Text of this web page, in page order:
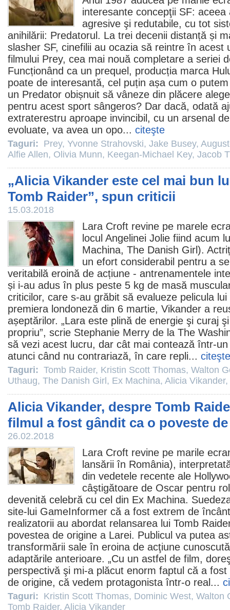
interesante concepţii SF:
agresive şi redutabile, cu tot
anihilării: Predatorul. La trei decenii distanță și
slasher SF, cinefilii au ocazia să reintre în acest
filmului Prey, cea mai nouă completare a seriei
Funcționând ca un prequel, producția marca
poate de interesantă, cel puțin așa cum o
un Predator obișnuit să vâneze din plăcere
pentru acest sport sângeros? Dar dacă, odată
extraterestru aproape invincibil, cu un arsenal
evoluate, va avea un opo... citeşte
Taguri: Prey, Yvonne Strahovski, Jake Busey,
Alfie Allen, Olivia Munn, Keegan-Michael Key, Jacob
„Alicia Vikander este cel mai bun
Tomb Raider”, spun criticii
15.03.2018
Lara Croft revine pe marele
locul Angelinei Jolie fiind acum
Machina, The Danish Girl).
un efort considerabil pentru a
veritabilă eroină de acțiune - antrenamentele
și i-au adus în plus peste 5 kg de masă
criticilor, care s-au grăbit să evalueze pelicula lui
premiera londoneză din 6 martie, Vikander a
așeptărilor. „Lara este plină de energie şi curaj
propriu”, scrie Stephanie Merry de la The
să vezi acest lucru, dar cât mai contează într-
atunci când nu contrariază, în care repli... citeşte
Taguri: Tomb Raider, Kristin Scott Thomas, Walton
Uthaug, The Danish Girl , Ex Machina, Alicia Vikander,
Alicia Vikander, despre Tomb
filmul a fost gândit ca o poveste
26.02.2018
Lara Croft revine pe marile
lansării în România),
din vedetele recente ale
câştigătoare de Oscar pentru
devenită celebră cu cel din Ex Machina.
site-lui GameInformer că a fost extrem de
realizatorii au abordat relansarea lui Tomb
povestea de origine a Larei. Publicul va putea
transformării sale în eroina de acţiune
adaptările anterioare. „Cu un astfel de film,
perspectivă şi mi-a plăcut enorm faptul că a
de origine, că vedem protagonista într-o real...
Taguri: Kristin Scott Thomas, Dominic West, Walton
Tomb Raider, Alicia Vikander